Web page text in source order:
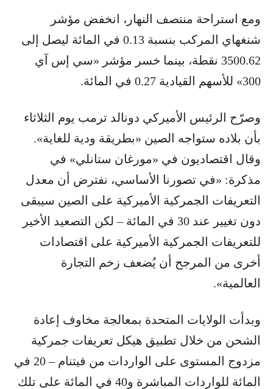
ومع استراحة منتصف النهار، انخفض مؤشر
شنغهاي المركب بنسبة 0.13 في المائة ليصل إلى
3500.62 نقطة، بينما خسر مؤشر «سي إس آي
300» للأسهم القيادية 0.27 في المائة.
وصرّح الرئيس الأميركي دونالد ترمب يوم الثلاثاء
بأن بلاده ستواجه الصين «بطريقة ودية للغاية».
وقال اقتصاديون في «مورغان ستانلي» في
مذكرة: «في تصورنا الأساسي، نفترض أن معدل
التعريفات الجمركية الأميركية على الصين سيبقى
دون تغيير عند 30 في المائة – لكن التصعيد الأخير
للتعريفات الجمركية الأميركية على اقتصادات
أخرى من المرجح أن يُضعف زخم التجارة
العالمية».
وبدأت الولايات المتحدة بمعالجة مخاوف إعادة
الشحن من خلال تطبيق هيكل تعريفات جمركية
مزدوج المستوى على الواردات من فيتنام – 20 في
المائة للواردات المباشرة و40 في المائة على تلك